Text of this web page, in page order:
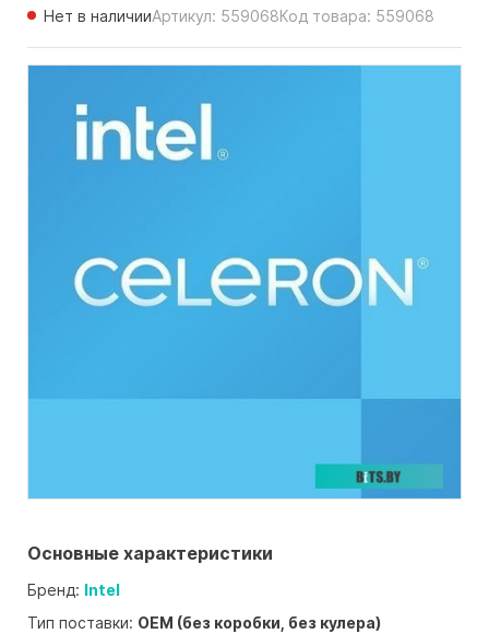
Нет в наличииАртикул: 559068Код товара: 559068
Основные характеристики
Бренд: Intel
Тип поставки: OEM (без коробки, без кулера)